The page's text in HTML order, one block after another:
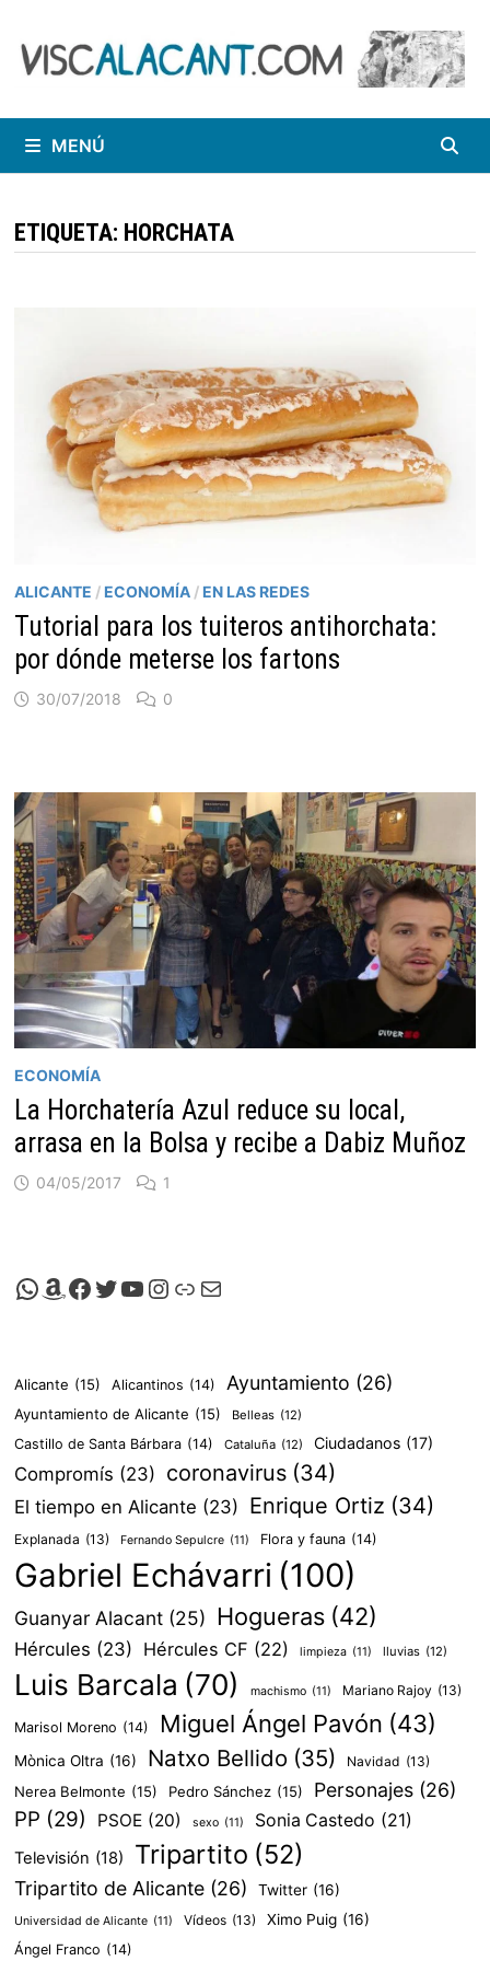
contenido
MENÚ
ETIQUETA: HORCHATA
ALICANTE / ECONOMÍA / EN LAS REDES
Tutorial para los tuiteros antihorchata:
por dónde meterse los fartons
30/07/2018 0
ECONOMÍA
La Horchatería Azul reduce su local,
arrasa en la Bolsa y recibe a Dabiz Muñoz
04/05/2017 1
Canal de Whatsapp de Viscalacant
Comprar en Amazon
Facebook de Viscalacant
Twitter de Viscalacant
Canal de Youtube de Viscalacant
Instagram de Viscalacant
Viscalacant en Polkaverse
Correo electrónico
Alicante (15) Alicantinos (14) Ayuntamiento (26)
Ayuntamiento de Alicante (15) Belleas (12)
Castillo de Santa Bárbara (14) Cataluña (12) Ciudadanos (17)
Compromís (23) coronavirus (34)
El tiempo en Alicante (23) Enrique Ortiz (34)
Explanada (13) Fernando Sepulcre (11) Flora y fauna (14)
Gabriel Echávarri (100)
Guanyar Alacant (25) Hogueras (42)
Hércules (23) Hércules CF (22) limpieza (11) lluvias (12)
Luis Barcala (70) machismo (11) Mariano Rajoy (13)
Marisol Moreno (14) Miguel Ángel Pavón (43)
Mònica Oltra (16) Natxo Bellido (35) Navidad (13)
Nerea Belmonte (15) Pedro Sánchez (15) Personajes (26)
PP (29) PSOE (20) sexo (11) Sonia Castedo (21)
Televisión (18) Tripartito (52)
Tripartito de Alicante (26) Twitter (16)
Universidad de Alicante (11) Vídeos (13) Ximo Puig (16)
Ángel Franco (14)